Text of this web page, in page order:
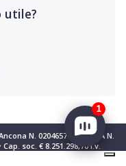
utile?
N. 02046570426 • REA N.
soc. € 8.251.298,70 i.v.
1